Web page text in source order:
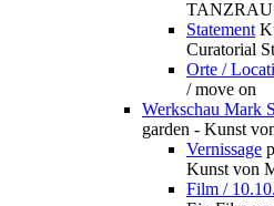
Statement
Curatorial
Orte /
/ move on
Werkschau Mark
garden - Kunst
Vernissage
Kunst von
Film /